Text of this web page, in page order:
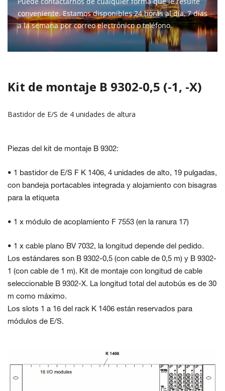
conveniente. Estamos disponibles 24 horas al día, 7 días
a la semana por correo electrónico o teléfono.
CONTÁCTENOS
Kit de montaje B 9302-0,5 (-1, -X)
Bastidor de E/S de 4 unidades de altura
Piezas del kit de montaje B 9302:
• 1 bastidor de E/S F K 1406, 4 unidades de alto, 19 pulgadas,
con bandeja portacables integrada y alojamiento con bisagras
para la etiqueta
• 1 x módulo de acoplamiento F 7553 (en la ranura 17)
• 1 x cable plano BV 7032, la longitud depende del pedido.
Los estándares son B 9302-0,5 (con cable de 0,5 m) y B 9302-
1 (con cable de 1 m). Kit de montaje con longitud de cable
seleccionable B 9302-X. La longitud total del autobús es de 30
m como máximo.
Los slots 1 a 16 del rack K 1406 están reservados para
módulos de E/S.